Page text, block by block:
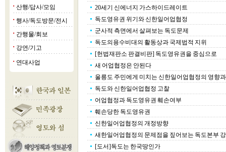
■ 산행/답사/모임
■ 행사/독도방문/전시
■ 간행물/회보
■ 강연/기고
■ 연대사업
20세기 신에너지 가스하이드레이트
독도영유권 위기와 신한일어업협정
군사적 측면에서 살펴보는 독도문제
독도의용수비대의 활동상과 국제법적 지위
[헌법재판소 판결비판] 독도영유권을 중심으로
새 어업협정은 안된다
울릉도 주민에게 미치는 신한일어업협정의 영향
독도와 신한일어업협정 고찰
어업협정과 독도영유권 훼손여부
훼손당한 독도영유권
신한일어업협정의 개정방향
새한일어업협정의 문제점을 짚어보는 독도본부
[도서]독도는 한국땅인가